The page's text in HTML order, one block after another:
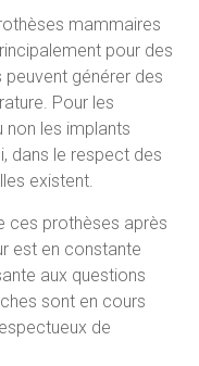
mammaires
pour des
générer des
Pour les
non les implants
dans le respect des
existent.
ces prothèses après
est en constante
aux questions
sont en cours
de